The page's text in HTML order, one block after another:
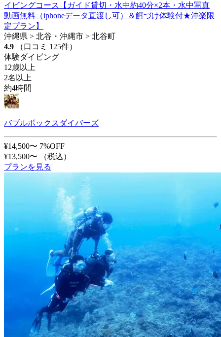
イビングコース【ガイド貸切・水中約40分×2本・水中写真
動画無料（iphoneデータ直渡し可）＆餌づけ体験付★沖楽限
定プラン】
沖縄県 > 北谷・沖縄市 > 北谷町
4.9
（口コミ 125件）
体験ダイビング
12歳以上
2名以上
約4時間
バブルボックスダイバーズ
¥14,500〜 7%OFF
¥13,500〜
（税込）
プランを見る